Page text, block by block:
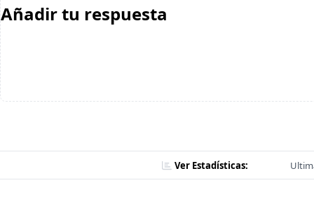
Añadir tu respuesta
Ver Estadísticas: